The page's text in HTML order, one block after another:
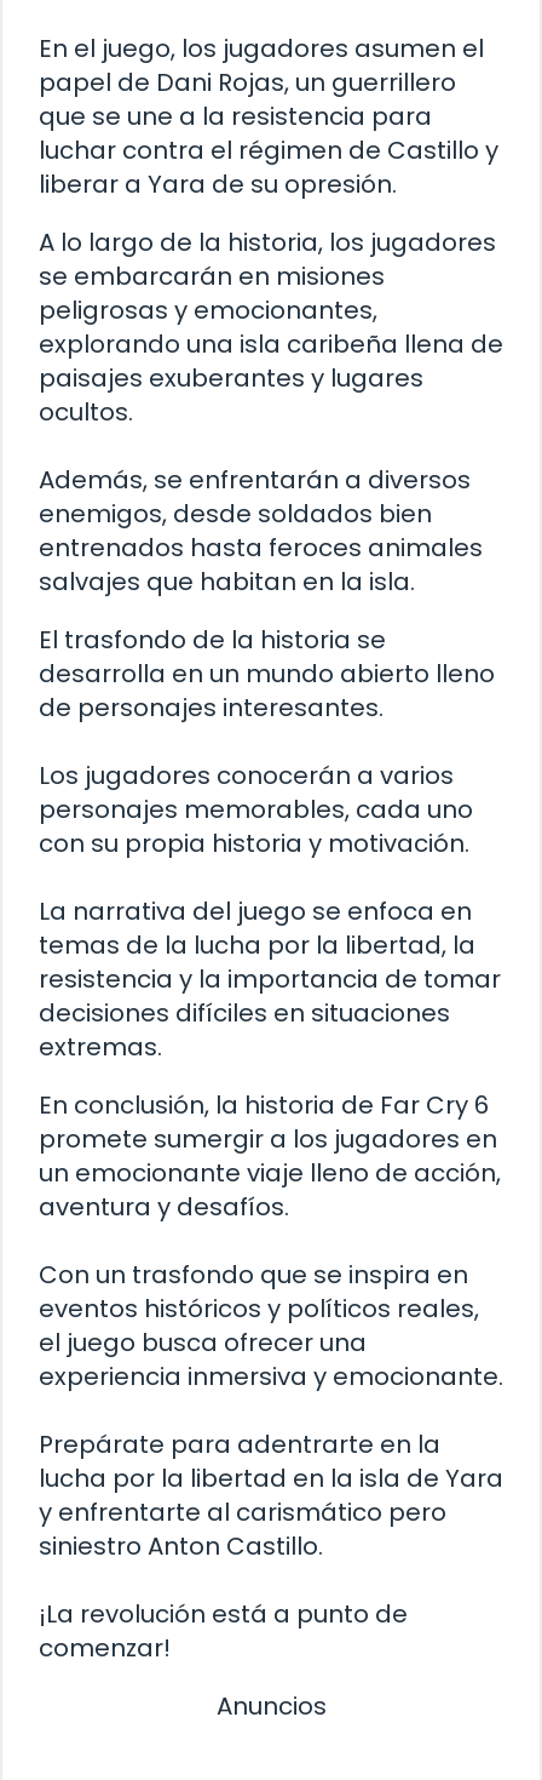
En el juego, los jugadores asumen el
papel de Dani Rojas, un guerrillero
que se une a la resistencia para
luchar contra el régimen de Castillo y
liberar a Yara de su opresión.
A lo largo de la historia, los jugadores
se embarcarán en misiones
peligrosas y emocionantes,
explorando una isla caribeña llena de
paisajes exuberantes y lugares
ocultos.
Además, se enfrentarán a diversos
enemigos, desde soldados bien
entrenados hasta feroces animales
salvajes que habitan en la isla.
El trasfondo de la historia se
desarrolla en un mundo abierto lleno
de personajes interesantes.
Los jugadores conocerán a varios
personajes memorables, cada uno
con su propia historia y motivación.
La narrativa del juego se enfoca en
temas de la lucha por la libertad, la
resistencia y la importancia de tomar
decisiones difíciles en situaciones
extremas.
En conclusión, la historia de Far Cry 6
promete sumergir a los jugadores en
un emocionante viaje lleno de acción,
aventura y desafíos.
Con un trasfondo que se inspira en
eventos históricos y políticos reales,
el juego busca ofrecer una
experiencia inmersiva y emocionante.
Prepárate para adentrarte en la
lucha por la libertad en la isla de Yara
y enfrentarte al carismático pero
siniestro Anton Castillo.
¡La revolución está a punto de
comenzar!
Anuncios